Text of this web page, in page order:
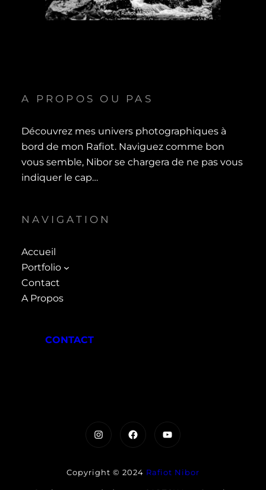
A PROPOS OU PAS
Découvrez mes univers photographiques à
bord de mon Rafiot. Naviguez comme bon
vous semble, Nibor se chargera de ne pas vous
indiquer le cap…
NAVIGATION
Accueil
Portfolio
Contact
A Propos
CONTACT
InstagramFacebookYouTube
Copyright © 2024 Rafiot Nibor